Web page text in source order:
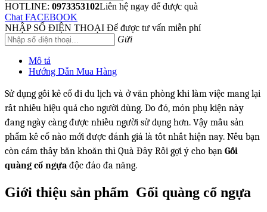
HOTLINE: 0973353102Liên hệ ngay để được quà
Chat FACEBOOK
NHẬP SỐ ĐIỆN THOẠI Để được tư vấn miễn phí
Gửi
Mô tả
Hướng Dẫn Mua Hàng
Sử dụng gối kê cổ đi du lịch và ở văn phòng khi làm việc mang lại
rất nhiều hiệu quả cho người dùng. Do đó, món phụ kiện này
đang ngày càng được nhiều người sử dụng hơn. Vậy mẫu sản
phẩm kê cổ nào mới được đánh giá là tốt nhất hiện nay. Nếu bạn
còn cảm thấy băn khoăn thì Quà Đây Rồi gợi ý cho bạn Gối
quàng cổ ngựa độc đáo đa năng.
Giới thiệu sản phẩm Gối quàng cổ ngựa